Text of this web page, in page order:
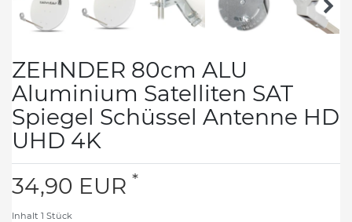
ZEHNDER 80cm ALU
Aluminium Satelliten SAT
Spiegel Schüssel Antenne HD
UHD 4K
34,90 EUR *
Inhalt 1 Stück